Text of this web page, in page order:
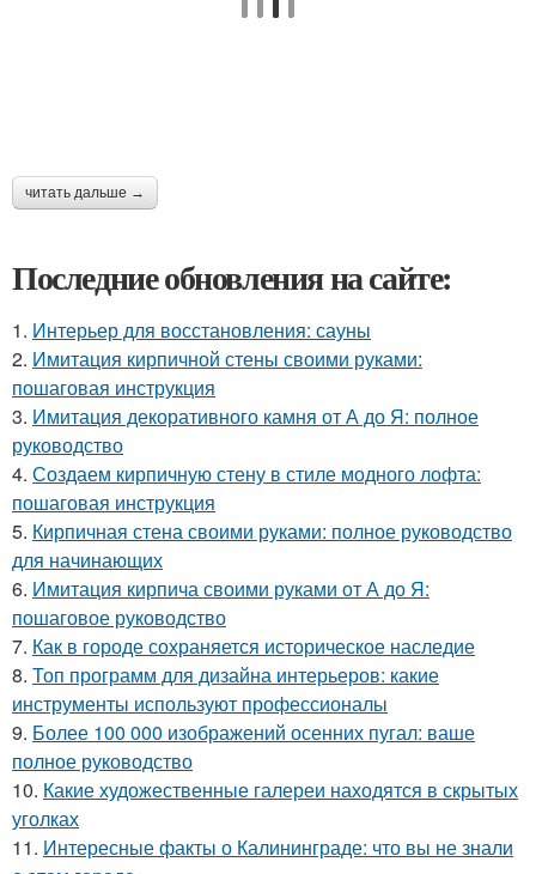
читать дальше →
Последние обновления на сайте:
1. Интерьер для восстановления: сауны
2. Имитация кирпичной стены своими руками:
пошаговая инструкция
3. Имитация декоративного камня от А до Я: полное
руководство
4. Создаем кирпичную стену в стиле модного лофта:
пошаговая инструкция
5. Кирпичная стена своими руками: полное руководство
для начинающих
6. Имитация кирпича своими руками от А до Я:
пошаговое руководство
7. Как в городе сохраняется историческое наследие
8. Топ программ для дизайна интерьеров: какие
инструменты используют профессионалы
9. Более 100 000 изображений осенних пугал: ваше
полное руководство
10. Какие художественные галереи находятся в скрытых
уголках
11. Интересные факты о Калининграде: что вы не знали